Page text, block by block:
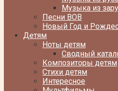
Музыка из
Песни ВОВ
Новый Год и
Детям
Ноты детям
Сводный
Композиторы детям
Стихи детям
Интересное